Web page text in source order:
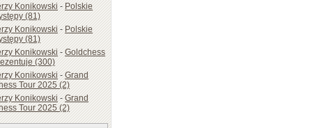
Konikowski-Polskie
(81)
Konikowski-Polskie
(81)
Konikowski-Goldchess
(300)
Konikowski-Grand
Tour 2025 (2)
Konikowski-Grand
Tour 2025 (2)